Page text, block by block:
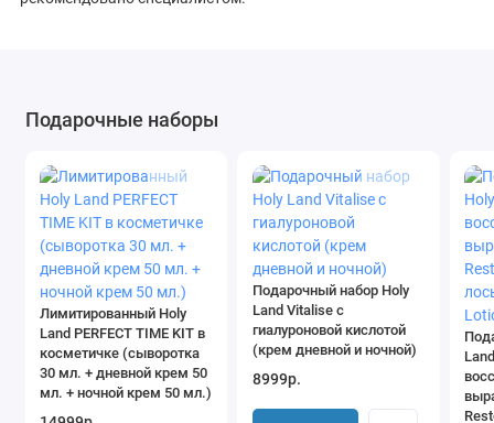
STEARATE, POLYACRYLATE CROSSPOLYMER-6, SORBITOL,
ISONONYL ISONONANOATE, CETYL ALCOHOL, BUTYLENE
GLYCOL, CAPRYLIC/CAPRIC TRIGLYCERIDE, ISOPROPYL
MYRISTATE, LACTOFERRIN, LACTOPEROXIDASE, BISABOLOL,
SAFFLOWER OIL/PALM OIL AMINOPROPANEDIOL ESTERS,
LONICERA CAPRIFOLIUM (HONEYSUCKLE) FLOWER EXTRACT,
PALMITIC ACID, STEARIC ACID, ETHYLHEXYL ISONONANOATE,
CETEARYL ALCOHOL, LANOLIN ALCOHOL, POLYACRYLATE-13,
POLYSORBATE 20, PROPYLENE GLYCOL, POLYISOBUTENE,
GLYCERIN, CETEARYL GLUCOSIDE, POLYACRYLAMIDE, BHT,
HEXAMETHYLINDANOPYRAN, C13-14 ISOPARAFFIN, POTASSIUM
THIOCYANATE, LAURETH-7, GLUCOSE OXIDASE, GLUCOSE
Подарочные наборы
Лимитированный Holy
Land PERFECT TIME KIT в
косметичке (сыворотка
30 мл. + дневной крем 50
мл. + ночной крем 50 мл.)
Подарочный набор Holy
Land Vitalise с
гиалуроновой кислотой
(крем дневной и ночной)
8999р.